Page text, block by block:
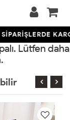
Lütfen daha